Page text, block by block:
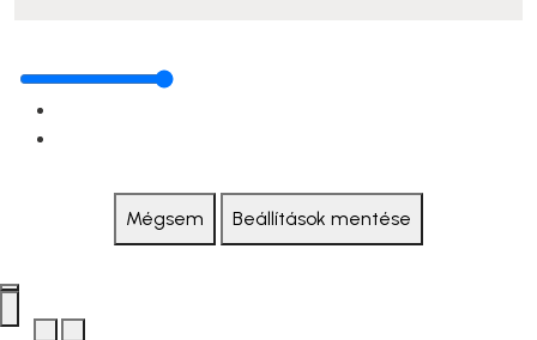
Mégsem Beállítások mentése